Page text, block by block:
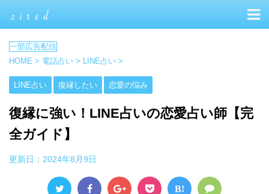
HOME > 電話占い > LINE占い >
LINE占い 復縁したい 恋愛の悩み
復縁に強い！LINE占いの恋愛占い師【完
全ガイド】
更新日： 2024年8月9日
B!